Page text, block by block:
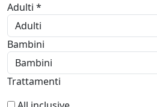
Adulti *
Bambini
Trattamenti